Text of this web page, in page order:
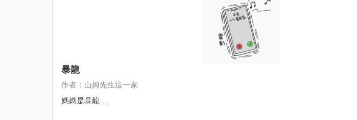
暴龍
作者：山姆先生這一家
媽媽是暴龍......